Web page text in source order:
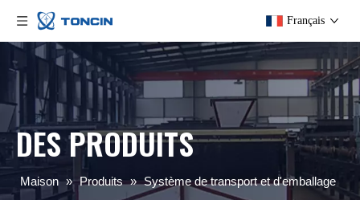
Français
DES PRODUITS
Maison » Produits » Système de transport et d'emballage